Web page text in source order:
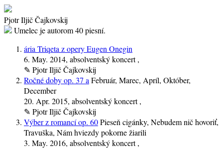
Pjotr Iljič Čajkovskij
Umelec je autorom40 piesní.
ária Triqeta z opery Eugen Onegin
6. May. 2014, absolventský koncert ,
✎ Pjotr Iljič Čajkovskij
Ročné doby op. 37 a Február, Marec, Apríl, Október,
December
20. Apr. 2015, absolventský koncert ,
✎ Pjotr Iljič Čajkovskij
Výber z romancí op. 60Pieseň cigánky, Nebudem nič hovoriť,
Travuška, Nám hviezdy pokorne žiarili
3. May. 2016, absolventský koncert ,